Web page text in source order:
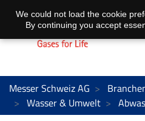
Messer Schweiz AG
Wasser & Umwelt
We could not load the cookie
By continuing you accept